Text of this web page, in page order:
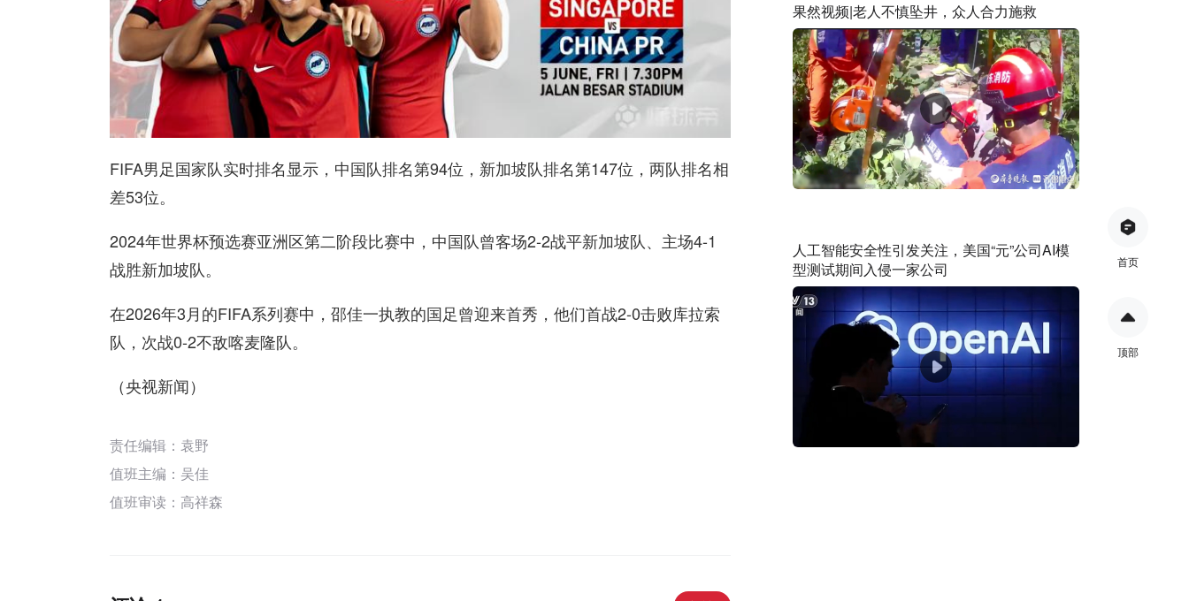
FIFA男足国家队实时排名显示，中国队排名第94位，新加坡队排名第147位，两队排名相
差53位。
2024年世界杯预选赛亚洲区第二阶段比赛中，中国队曾客场2-2战平新加坡队、主场4-1
战胜新加坡队。
在2026年3月的FIFA系列赛中，邵佳一执教的国足曾迎来首秀，他们首战2-0击败库拉索
队，次战0-2不敌喀麦隆队。
（央视新闻）
责任编辑：袁野
值班主编： 吴佳
值班审读：高祥森
果然视频|老人不慎坠井，众人合力施救
人工智能安全性引发关注，美国“元”公司AI模
型测试期间入侵一家公司
首页
顶部